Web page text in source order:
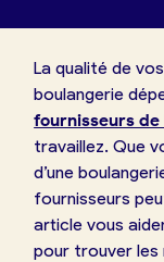
La qualité de
boulangerie
fournisseurs
travaillez. Que
d’une
fournisseurs
article vous
pour trouver les